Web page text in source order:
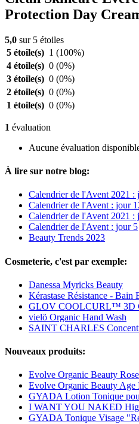
Protection Day
5,0 sur 5 étoiles
5 étoile(s) 1 (100%)
4 étoile(s) 0 (0%)
3 étoile(s) 0 (0%)
2 étoile(s) 0 (0%)
1 étoile(s) 0 (0%)
1 évaluation
Aucune évaluation
À lire sur notre blog:
Calendrier de l'Avent 2021 :
Calendrier de l'Avent : jour
Calendrier de l'Avent 2021 :
Calendrier de l'Avent : jour 5
Beauty Trends 2023
Cosmeterie, c'est par exemple:
Danessa Myricks Beauty
Kérastase Résistance - Bain
GLOV COOLCURL™ 3D
vielö Organic Hand Wash
SAINT CHARLES
Nouveaux produits:
Evolve Organic Beauty
Evolve Organic Beauty
GYADA Lotion Tonique
I WANT YOU NAKED
GYADA Tonique Visage